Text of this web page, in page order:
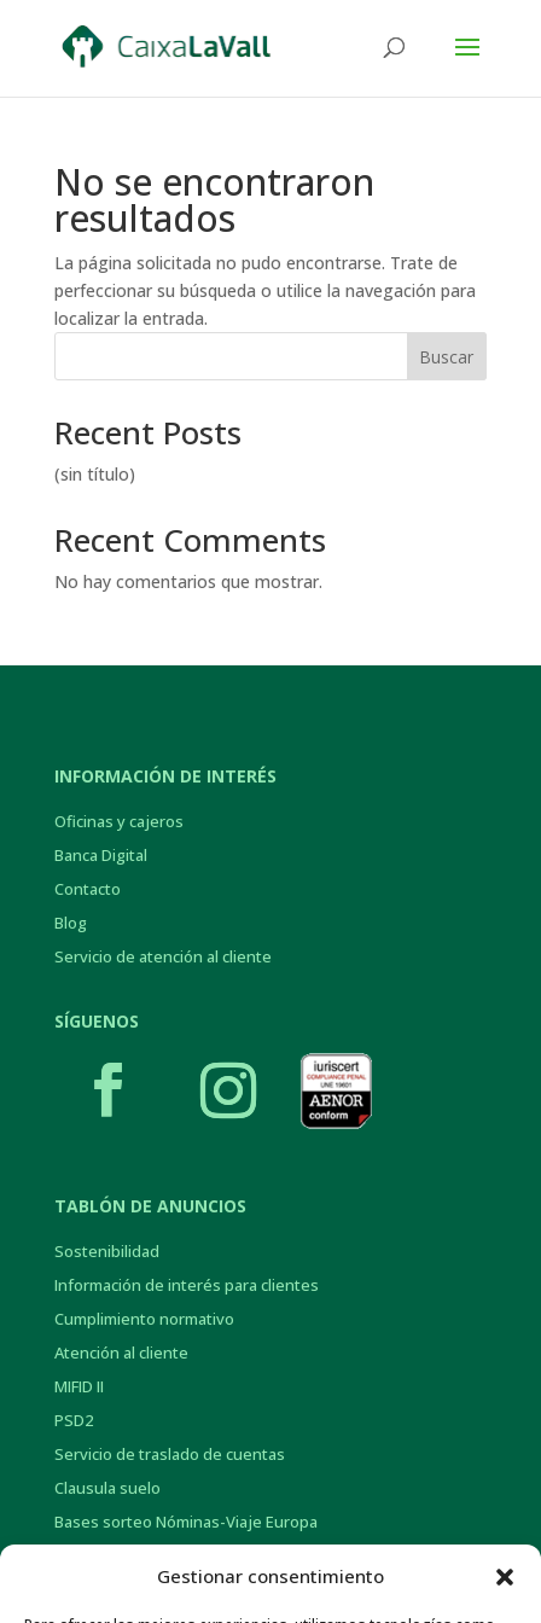
Gestionar consentimiento
No se encontraron
resultados
La página solicitada no pudo encontrarse. Trate de
perfeccionar su búsqueda o utilice la navegación para
localizar la entrada.
Buscar
Recent Posts
(sin título)
Recent Comments
No hay comentarios que mostrar.
INFORMACIÓN DE INTERÉS
Oficinas y cajeros
Banca Digital
Contacto
Blog
Servicio de atención al cliente
SÍGUENOS
TABLÓN DE ANUNCIOS
Sostenibilidad
Información de interés para clientes
Cumplimiento normativo
Atención al cliente
MIFID II
PSD2
Servicio de traslado de cuentas
Clausula suelo
Bases sorteo Nóminas-Viaje Europa